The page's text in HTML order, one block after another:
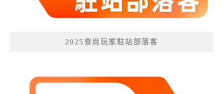
2025食尚玩家駐站部落客